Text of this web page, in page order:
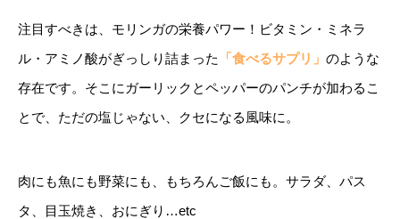
注目すべきは、モリンガの栄養パワー！ビタミン・ミネラ
ル・アミノ酸がぎっしり詰まった
「食べるサプリ」 のような
存在です。そこにガーリックとペッパーのパンチが加わるこ
とで、ただの塩じゃない、クセになる風味に。
肉にも魚にも野菜にも、もちろんご飯にも。サラダ、パス
タ、目玉焼き、おにぎり…etc